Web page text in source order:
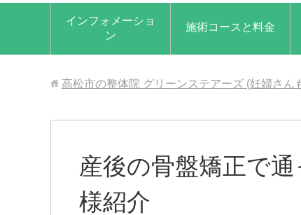
インフォメーショ
ン
施術コースと料金
高松市の整体院 グリーンステアーズ (妊婦さん
産後の骨盤矯正で
様紹介